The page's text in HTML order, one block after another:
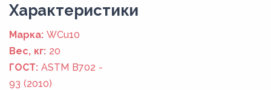
Xарактеристики
Марка: WCu10
Вес, кг: 20
ГОСТ: ASTM B702 -
93 (2010)